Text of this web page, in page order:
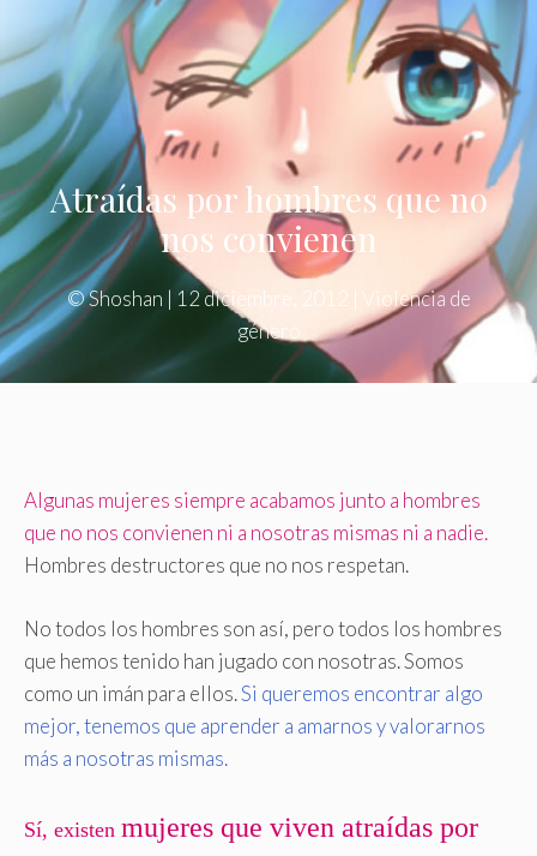
Atraídas por hombres que no
nos convienen
©Shoshan | 12 diciembre, 2012
Violencia de
género
Algunas mujeres siempre acabamos junto a hombres
que no nos convienen ni a nosotras mismas ni a nadie.
Hombres destructores que no nos respetan.
No todos los hombres son así, pero todos los hombres
que hemos tenido han jugado con nosotras. Somos
como un imán para ellos.Si queremos encontrar algo
mejor, tenemos que aprender a amarnos y valorarnos
más a nosotras mismas.
Sí, existen mujeres que viven atraídas por